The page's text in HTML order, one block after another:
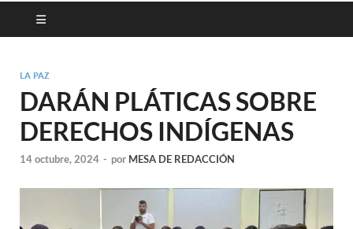
LA PAZ
DARÁN PLÁTICAS SOBRE
DERECHOS INDÍGENAS
14 octubre, 2024 - por MESA DE REDACCIÓN